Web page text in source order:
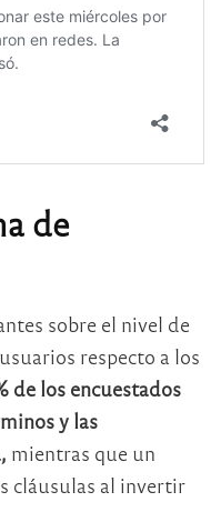
de
sobre el nivel de
respecto a los
de los encuestados
y las
mientras que un
cláusulas al invertir